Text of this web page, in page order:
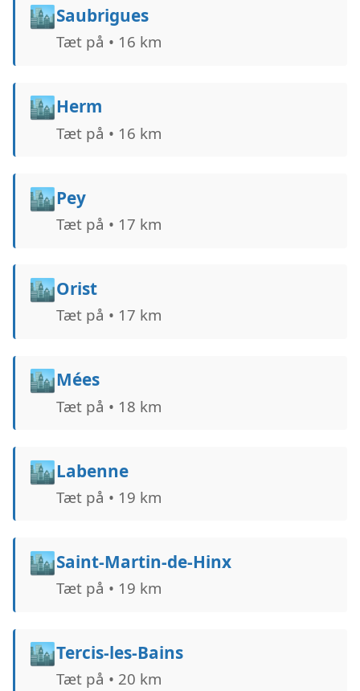
🏙️Saubrigues
Tæt på • 16 km
🏙️Herm
Tæt på • 16 km
🏙️Pey
Tæt på • 17 km
🏙️Orist
Tæt på • 17 km
🏙️Mées
Tæt på • 18 km
🏙️Labenne
Tæt på • 19 km
🏙️Saint-Martin-de-Hinx
Tæt på • 19 km
🏙️Tercis-les-Bains
Tæt på • 20 km